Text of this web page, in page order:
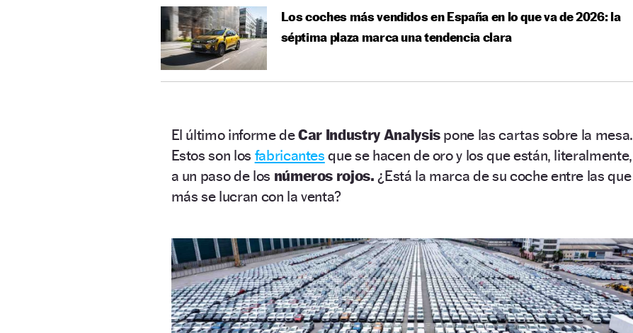
Los coches más vendidos en España en lo que va de 2026: la
séptima plaza marca una tendencia clara
El último informe deCar Industry Analysispone las cartas sobre la mesa.
Estos son los fabricantes que se hacen de oro y los que están, literalmente,
a un paso de los números rojos. ¿Está la marca de su coche entre las que
más se lucran con la venta?